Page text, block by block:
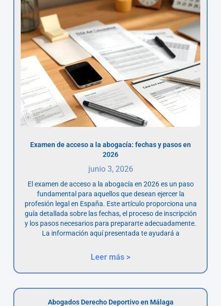
Examen de acceso a la abogacía: fechas y pasos en
2026
junio 3, 2026
El examen de acceso a la abogacía en 2026 es un paso
fundamental para aquellos que desean ejercer la
profesión legal en España. Este artículo proporciona una
guía detallada sobre las fechas, el proceso de inscripción
y los pasos necesarios para prepararte adecuadamente.
La información aquí presentada te ayudará a
Leer más >
Abogados Derecho Deportivo en Málaga